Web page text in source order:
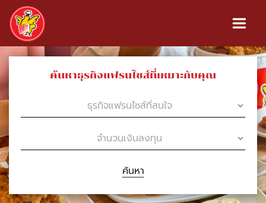
ค้นหาธุรกิจแฟรนไชส์ที่เหมาะกับคุณ
ค้นหา